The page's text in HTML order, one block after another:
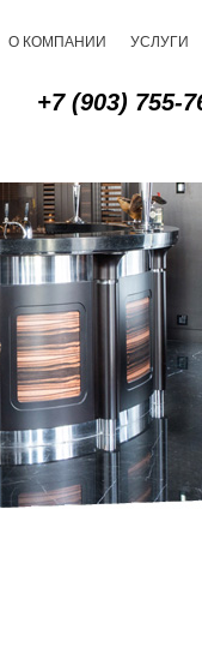
О КОМПАНИИ УСЛУГИ
+7 (903) 755-